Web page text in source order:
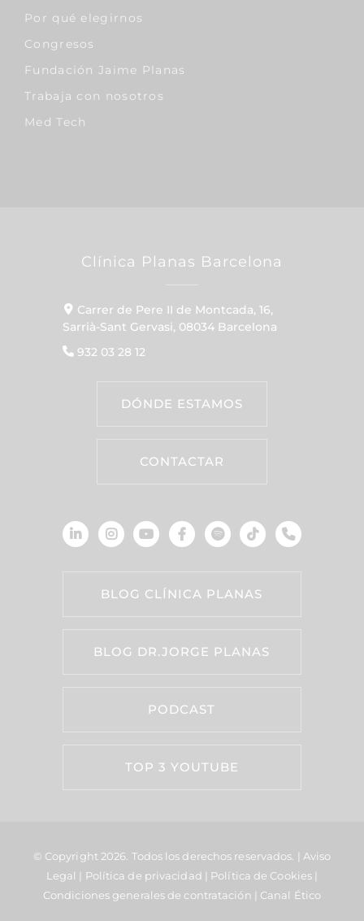
Por qué elegirnos
Congresos
Fundación Jaime Planas
Trabaja con nosotros
Med Tech
Clínica Planas Barcelona
Carrer de Pere II de Montcada, 16,
Sarrià-Sant Gervasi, 08034 Barcelona
932 03 28 12
DÓNDE ESTAMOS
CONTACTAR
BLOG CLÍNICA PLANAS
BLOG DR.JORGE PLANAS
PODCAST
TOP 3 YOUTUBE
© Copyright 2026. Todos los derechos reservados. | Aviso
Legal | Política de privacidad | Política de Cookies |
Condiciones generales de contratación | Canal Ético